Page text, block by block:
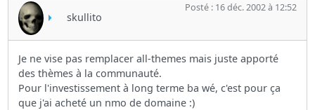
skullito
Posté : 16 déc. 2002 à 12:52
Je ne vise pas remplacer all-themes mais juste apporté
des thèmes à la communauté.
Pour l'investissement à long terme ba wé, c'est pour ça
que j'ai acheté un nmo de domaine :)